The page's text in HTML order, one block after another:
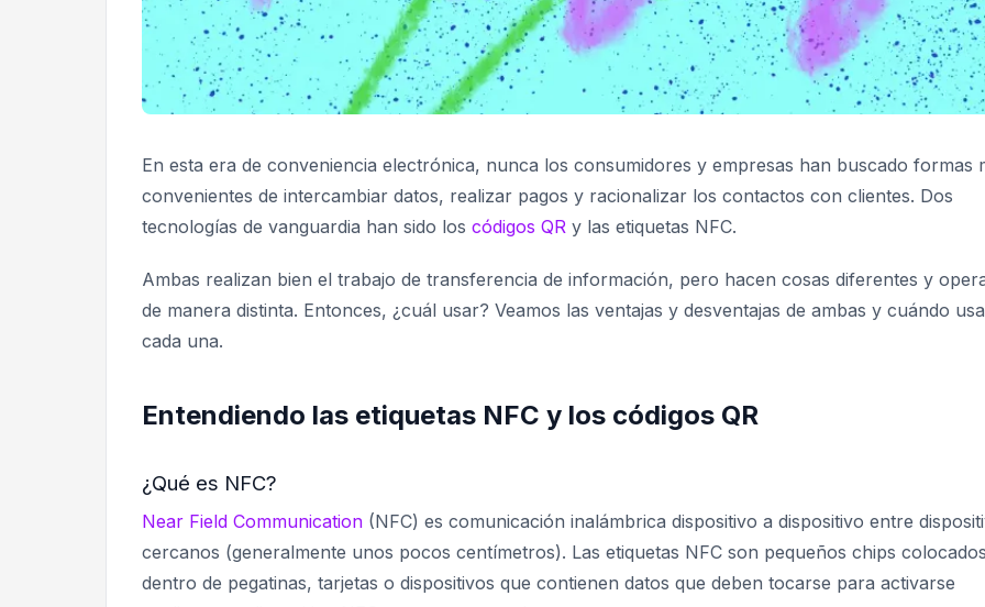
En esta era de conveniencia electrónica, nunca los consumidores y empresas han buscado formas
convenientes de intercambiar datos, realizar pagos y racionalizar los contactos con clientes. Dos
tecnologías de vanguardia han sido los códigos QR y las etiquetas NFC.
Ambas realizan bien el trabajo de transferencia de información, pero hacen cosas diferentes y
de manera distinta. Entonces, ¿cuál usar? Veamos las ventajas y desventajas de ambas y cuándo
cada una.
Entendiendo las etiquetas NFC y los códigos QR
¿Qué es NFC?
Near Field Communication (NFC) es comunicación inalámbrica dispositivo a dispositivo entre
cercanos (generalmente unos pocos centímetros). Las etiquetas NFC son pequeños chips
dentro de pegatinas, tarjetas o dispositivos que contienen datos que deben tocarse para activarse